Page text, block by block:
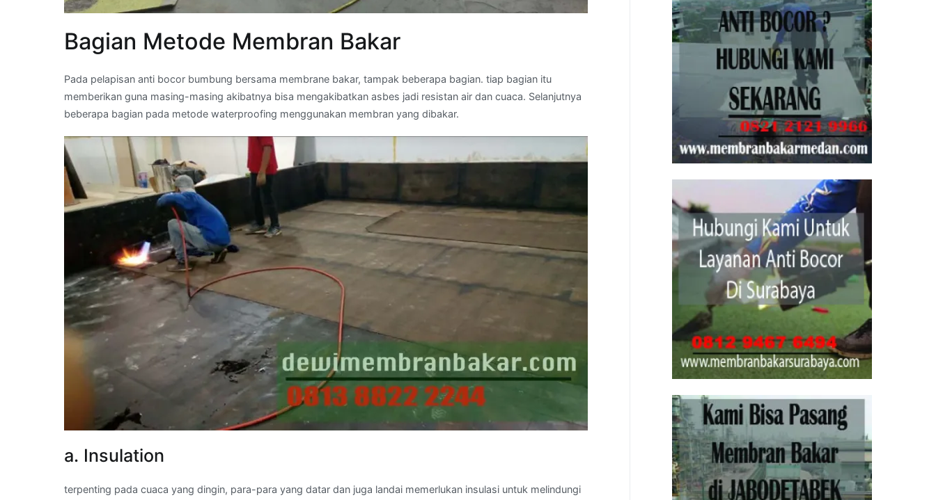
Bagian Metode Membran Bakar
Pada pelapisan anti bocor bumbung bersama membrane bakar, tampak beberapa bagian. tiap bagian itu
memberikan guna masing-masing akibatnya bisa mengakibatkan asbes jadi resistan air dan cuaca. Selanjutnya
beberapa bagian pada metode waterproofing menggunakan membran yang dibakar.
a. Insulation
terpenting pada cuaca yang dingin, para-para yang datar dan juga landai memerlukan insulasi untuk melindungi